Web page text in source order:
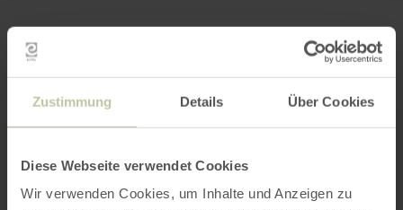
Zustimmung Details Über Cookies
Diese Webseite verwendet Cookies
Wir verwenden Cookies, um Inhalte und Anzeigen zu